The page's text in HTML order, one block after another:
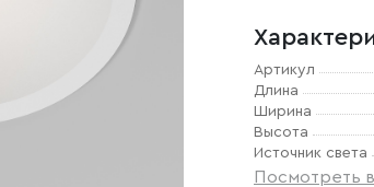
Артикул
Длина
Ширина
Высота
Источник света
Посмотреть